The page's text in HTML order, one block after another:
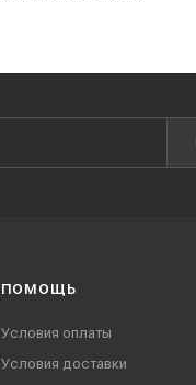
ПОМОЩЬ
Условия оплаты
Условия доставки